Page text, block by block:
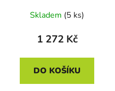
Skladem (5 ks)
1 272 Kč
DO KOŠÍKU